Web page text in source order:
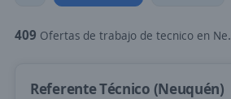
409 Ofertas de trabajo de tecnico en Neuquén
Referente Técnico (Neuquén)